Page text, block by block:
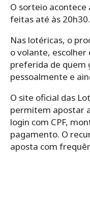
O sorteio acontece
feitas até às 20h30.
Nas lotéricas, o
o volante, escolher
preferida de quem
pessoalmente e
O site oficial das
permitem apostar
login com CPF,
pagamento. O
aposta com